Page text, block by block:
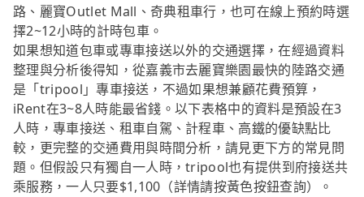
路、麗寶Outlet Mall、奇典租車行，也可在線上預約時選
擇2~12小時的計時包車。
如果想知道包車或專車接送以外的交通選擇，在經過資料
整理與分析後得知，從嘉義市去麗寶樂園最快的陸路交通
是「tripool」專車接送，不過如果想兼顧花費預算，
iRent在3~8人時能最省錢。以下表格中的資料是預設在3
人時，專車接送、租車自駕、計程車、高鐵的優缺點比
較，更完整的交通費用與時間分析，請見更下方的常見問
題。但假設只有獨自一人時，tripool也有提供到府接送共
乘服務，一人只要$1,100（詳情請按黃色按鈕查詢）。